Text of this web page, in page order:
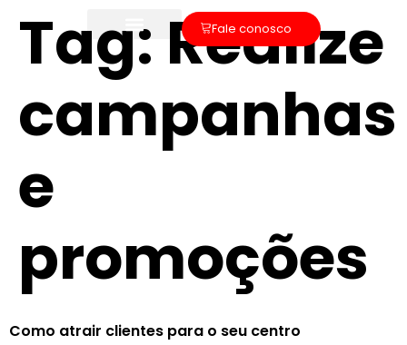
Fale conosco
Tag: Realize
campanhas
e
promoções
Como atrair clientes para o seu centro